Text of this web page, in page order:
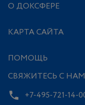
О ДОКСФЕРЕ
КАРТА САЙТА
ПОМОЩЬ
СВЯЖИТЕСЬ С
+7-495-721-14-